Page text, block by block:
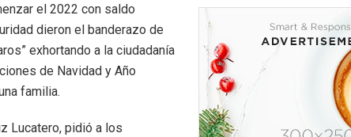
el 2022 con saldo
dieron el banderazo de
exhortando a la ciudadanía
de Navidad y Año
familia.
Lucatero, pidió a los